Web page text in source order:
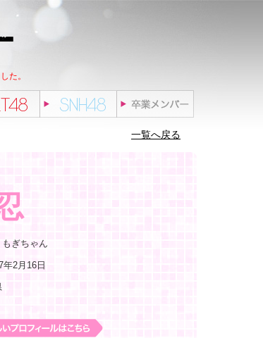
た。
一覧へ戻る
もぎちゃん
年2月16日